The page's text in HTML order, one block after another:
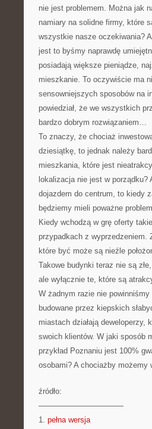
nie jest problemem. Można jak
namiary na solidne firmy, które
wszystkie nasze oczekiwania?
jest to byśmy naprawdę
posiadają większe pieniądze,
mieszkanie. To oczywiście ma
sensowniejszych sposobów na
powiedział, że we wszystkich
bardzo dobrym rozwiązaniem…
To znaczy, że chociaż
dziesiątkę, to jednak należy
mieszkania, które jest
lokalizacja nie jest w
dojazdem do centrum, to kiedy
będziemy mieli poważne
Kiedy wchodzą w grę oferty
przypadkach z wyprzedzeniem.
które być może są nieźle
Takowe budynki teraz nie są
ale wyłącznie te, które są
W żadnym razie nie
budowane przez kiepskich
miastach działają deweloperzy,
swoich klientów. W jaki sposób
przykład Poznaniu jest 100%
osobami? A chociażby
źródło:
———————————
1. pełna wersja